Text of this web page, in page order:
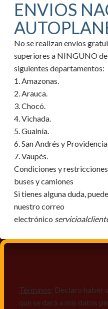
ENVIOS
No se realizan envíos
superiores a NINGUNO
siguientes departamentos:
1. Amazonas.
2. Arauca.
3. Chocó.
4. Vichada.
5. Guainía.
6. San Andrés y Providencia.
7. Vaupés.
Condiciones y
buses y camiones
Si tienes alguna duda,
nuestro correo
electrónico
Términos: Declaro haber
que se dará a mis datos